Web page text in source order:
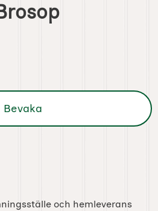
- Brosop
Bevaka
och hemleverans